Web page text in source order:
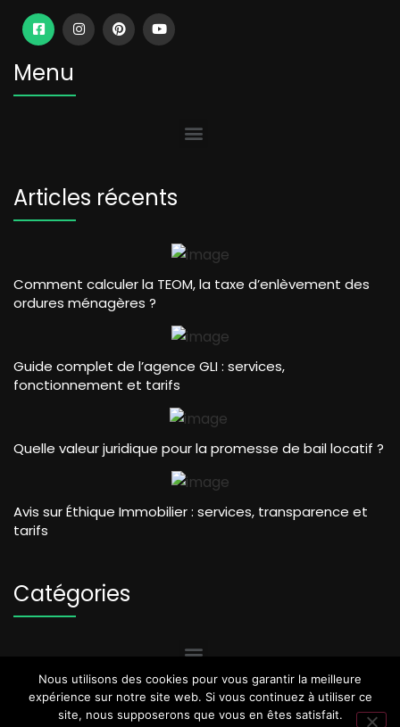
Menu
Articles récents
Comment calculer la TEOM, la taxe d’enlèvement des
ordures ménagères ?
Guide complet de l’agence GLI : services,
fonctionnement et tarifs
Quelle valeur juridique pour la promesse de bail locatif ?
Avis sur Éthique Immobilier : services, transparence et
tarifs
Catégories
Nous utilisons des cookies pour vous garantir la meilleure
expérience sur notre site web. Si vous continuez à utiliser ce
site, nous supposerons que vous en êtes satisfait.